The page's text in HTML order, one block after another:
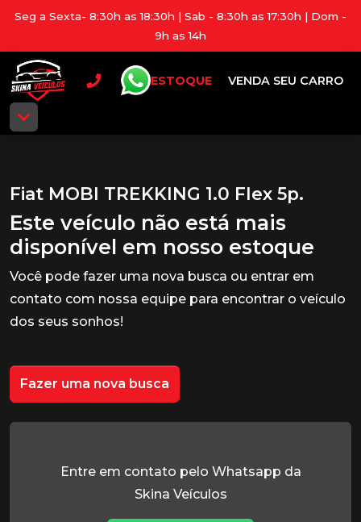
Seg a Sexta- 8:30h as 18:30h | Sab - 8:30h as 17:30h | Dom -
9h as 14h
ESTOQUE VENDA SEU CARRO
Fiat MOBI TREKKING 1.0 Flex 5p.
Este veículo não está mais
disponível em nosso estoque
Você pode fazer uma nova busca ou entrar em
contato com nossa equipe para encontrar o veículo
dos seus sonhos!
Fazer uma nova busca
Entre em contato pelo Whatsapp da
Skina Veículos